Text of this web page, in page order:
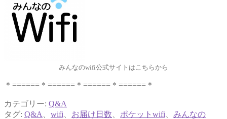
みんなのwifi公式サイトはこちらから
＊======＊======＊======＊======＊
カテゴリー: Q&A
タグ: Q&A wifi お届け日数 ポケットwifi
みんなの